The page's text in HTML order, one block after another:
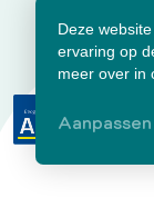
Deze
ervaring op
meer over in
Aanpassen